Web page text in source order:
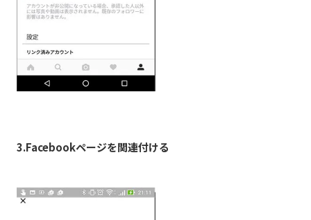
3.Facebookページを関連付ける